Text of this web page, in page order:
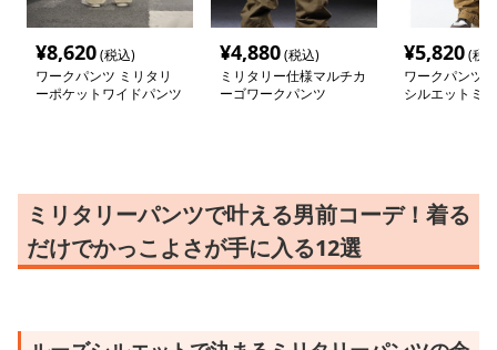
¥8,620(税込)
ワークパンツ ミリタリ
ーポケットワイドパンツ
¥4,880(税込)
ミリタリー仕様マルチカ
ーゴワークパンツ
¥5,820(税
ワークパンツ
シルエットミ
ミリタリーパンツで叶える男前コーデ！着る
だけでかっこよさが手に入る12選